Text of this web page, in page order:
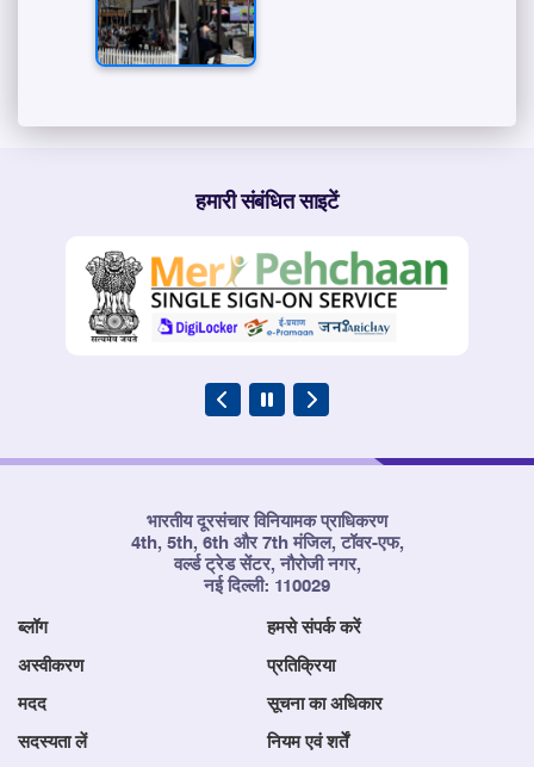
हमारी संबंधित साइटें
भारतीय दूरसंचार विनियामक प्राधिकरण
4th, 5th, 6th और 7th मंजिल, टॉवर-एफ,
वर्ल्ड ट्रेड सेंटर, नौरोजी नगर,
नई दिल्ली: 110029
ब्लॉग हमसे संपर्क करें
अस्वीकरण प्रतिक्रिया
मदद सूचना का अधिकार
सदस्यता लें नियम एवं शर्तें